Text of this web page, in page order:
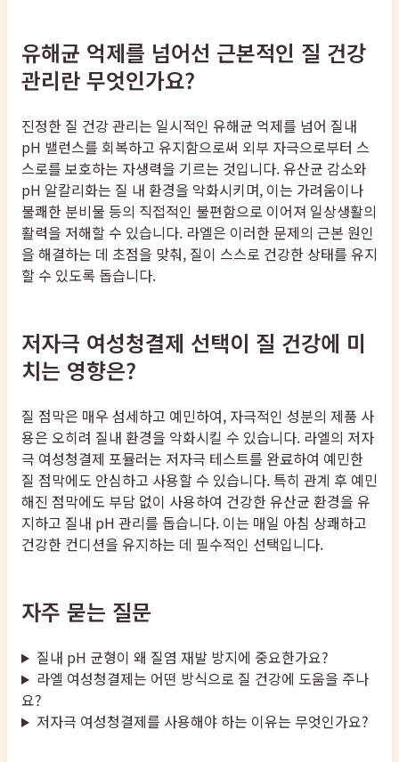
유해균 억제를 넘어선 근본적인 질 건강
관리란 무엇인가요?
진정한 질 건강 관리는 일시적인 유해균 억제를 넘어 질내
pH 밸런스를 회복하고 유지함으로써 외부 자극으로부터 스
스로를 보호하는 자생력을 기르는 것입니다. 유산균 감소와
pH 알칼리화는 질 내 환경을 악화시키며, 이는 가려움이나
불쾌한 분비물 등의 직접적인 불편함으로 이어져 일상생활의
활력을 저해할 수 있습니다. 라엘은 이러한 문제의 근본 원인
을 해결하는 데 초점을 맞춰, 질이 스스로 건강한 상태를 유지
할 수 있도록 돕습니다.
저자극 여성청결제 선택이 질 건강에 미
치는 영향은?
질 점막은 매우 섬세하고 예민하여, 자극적인 성분의 제품 사
용은 오히려 질내 환경을 악화시킬 수 있습니다. 라엘의 저자
극 여성청결제 포뮬러는 저자극 테스트를 완료하여 예민한
질 점막에도 안심하고 사용할 수 있습니다. 특히 관계 후 예민
해진 점막에도 부담 없이 사용하여 건강한 유산균 환경을 유
지하고 질내 pH 관리를 돕습니다. 이는 매일 아침 상쾌하고
건강한 컨디션을 유지하는 데 필수적인 선택입니다.
자주 묻는 질문
질내 pH 균형이 왜 질염 재발 방지에 중요한가요?
라엘 여성청결제는 어떤 방식으로 질 건강에 도움을 주나
요?
저자극 여성청결제를 사용해야 하는 이유는 무엇인가요?